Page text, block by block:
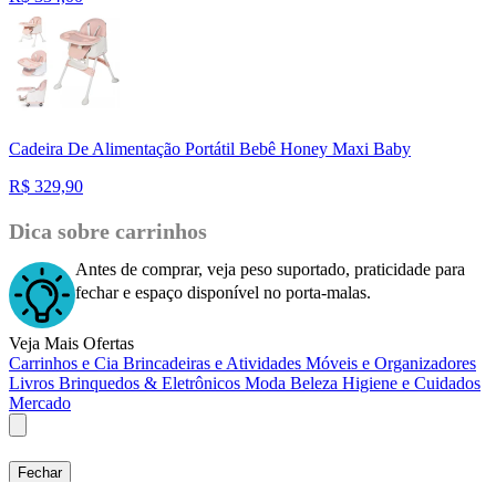
Cadeira De Alimentação Portátil Bebê Honey Maxi Baby
R$ 329,90
Dica sobre carrinhos
Antes de comprar, veja peso suportado, praticidade para
fechar e espaço disponível no porta-malas.
Veja Mais Ofertas
Carrinhos e Cia Brincadeiras e Atividades Móveis e Organizadores
Livros Brinquedos & Eletrônicos Moda Beleza Higiene e Cuidados
Mercado
Fechar